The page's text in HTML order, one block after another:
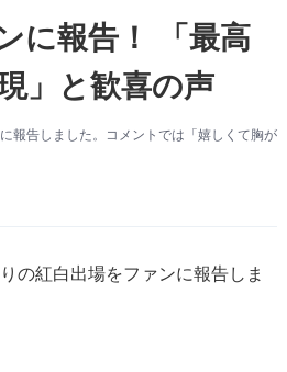
に報告！ 「最高
」と歓喜の声
報告しました。コメントでは「嬉しくて胸が
の紅白出場をファンに報告しま